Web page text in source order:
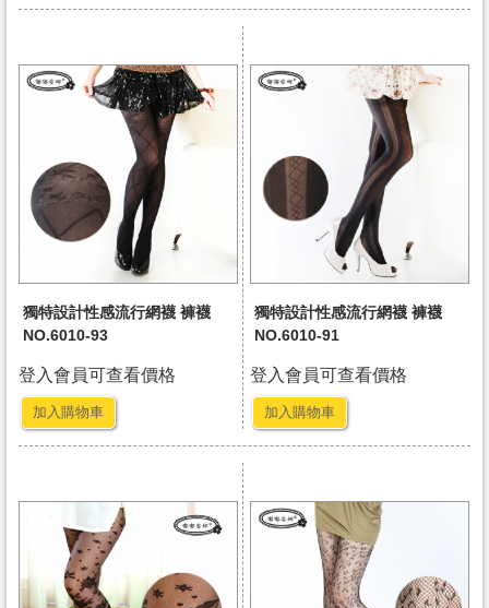
獨特設計性感流行網襪 褲襪
NO.6010-93
登入會員可查看價格
加入購物車
獨特設計性感流行網襪 褲襪
NO.6010-91
登入會員可查看價格
加入購物車